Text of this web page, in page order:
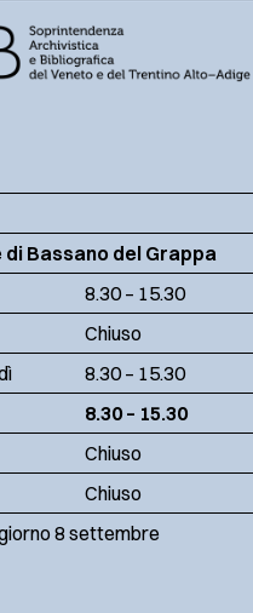
di Bassano del Grappa
8.30 – 15.30
Chiuso
8.30 – 15.30
8.30 – 15.30
Chiuso
Chiuso
8 settembre